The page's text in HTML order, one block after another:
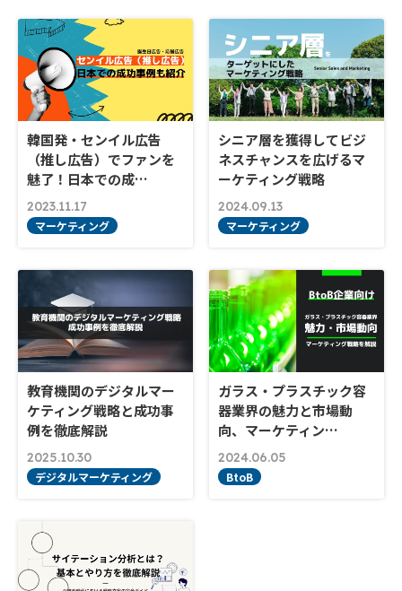
韓国発・センイル広告
（推し広告）でファンを
魅了！日本での成…
2023.11.17
マーケティング
シニア層を獲得してビジ
ネスチャンスを広げるマ
ーケティング戦略
2024.09.13
マーケティング
教育機関のデジタルマー
ケティング戦略と成功事
例を徹底解説
2025.10.30
デジタルマーケティング
ガラス・プラスチック容
器業界の魅力と市場動
向、マーケティン…
2024.06.05
BtoB